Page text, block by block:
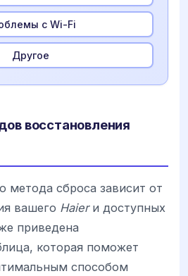
с Wi-Fi
Другое
восстановления
метода сброса зависит от
вашего Haierи доступных
приведена
которая поможет
способом